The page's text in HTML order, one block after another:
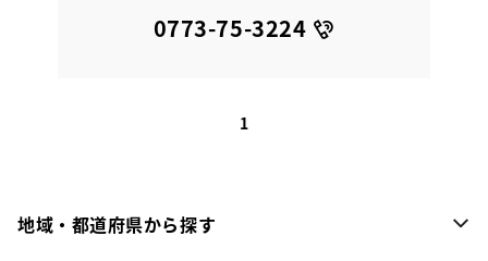
0773-75-3224
1
地域・都道府県から探す